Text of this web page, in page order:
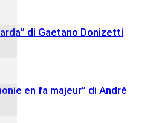
di Gaetano Donizetti
en fa majeur” di André